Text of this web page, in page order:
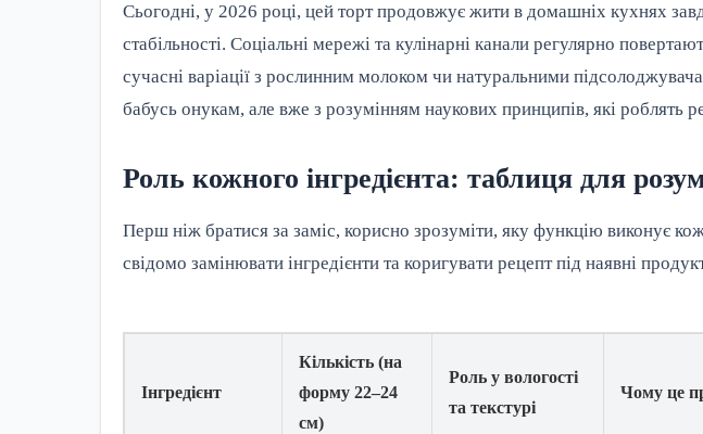
Сьогодні, у 2026 році, цей торт продовжує жити в домашніх кухнях
стабільності. Соціальні мережі та кулінарні канали регулярно
сучасні варіації з рослинним молоком чи натуральними
бабусь онукам, але вже з розумінням наукових принципів, які роблять
Роль кожного інгредієнта: таблиця для
Перш ніж братися за заміс, корисно зрозуміти, яку функцію виконує
свідомо замінювати інгредієнти та коригувати рецепт під наявні
Інгредієнт
Кількість (на
форму 22–24
см)
Роль у вологості
та текстурі
Чому це